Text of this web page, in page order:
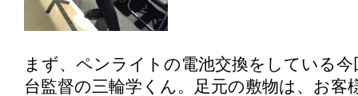
まず、ペンライトの電池交換をしている
台監督の三輪学くん。足元の敷物は、お客